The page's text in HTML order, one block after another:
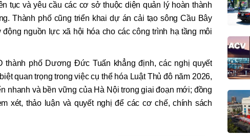
tục và yêu cầu các cơ sở thuộc diện quản lý hoàn thành
Thành phố cũng triển khai dự án cải tạo sông Cầu Bây
nguồn lực xã hội hóa cho các công trình hạ tầng môi
thành phố Dương Đức Tuấn khẳng định, các nghị quyết
quan trọng trong việc cụ thể hóa Luật Thủ đô năm 2026,
nhanh và bền vững của Hà Nội trong giai đoạn mới; đồng
xét, thảo luận và quyết nghị để các cơ chế, chính sách